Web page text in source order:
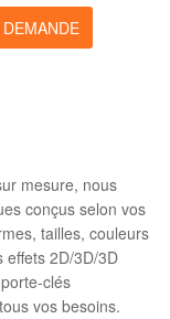
mesure, nous
conçus selon vos
tailles, couleurs
effets 2D/3D/3D
clés
vos besoins.